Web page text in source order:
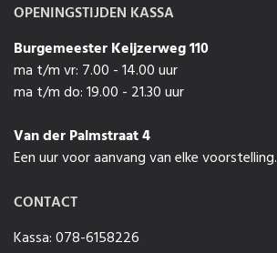
OPENINGSTIJDEN KASSA
Burgemeester Keijzerweg 110
ma t/m vr: 7.00 - 14.00 uur
ma t/m do: 19.00 - 21.30 uur
Van der Palmstraat 4
Een uur voor aanvang van elke voorstelling.
CONTACT
Kassa: 078-6158226